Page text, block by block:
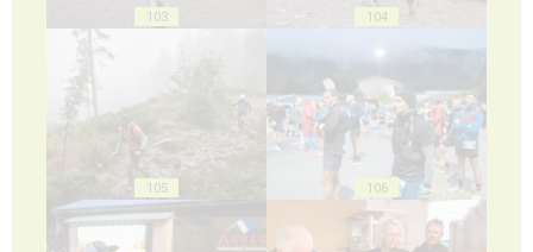
103 104
105 106